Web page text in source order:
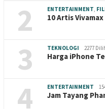
2 ENTERTAINMENT
10 Artis
3 TEKNOLOGI 2277
Harga iPhone
4 ENTERTAINMENT
Jam Tayang